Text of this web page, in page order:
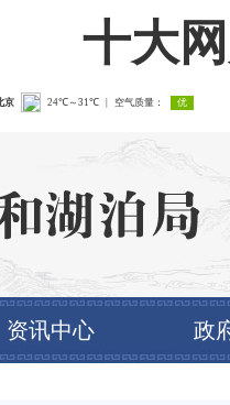
十大
资讯中心 政